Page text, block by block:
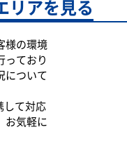
リアを見る
様の環境
っており
について
して対応
お気軽に